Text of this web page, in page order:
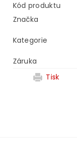
Kód produktu
Značka
Kategorie
Záruka
Tisk